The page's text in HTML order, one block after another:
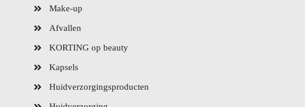
Make-up
Afvallen
KORTING op beauty
Kapsels
Huidverzorgingsproducten